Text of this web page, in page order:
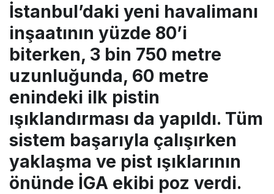
İstanbul’daki yeni havalimanı
inşaatının yüzde 80’i
biterken, 3 bin 750 metre
uzunluğunda, 60 metre
enindeki ilk pistin
ışıklandırması da yapıldı. Tüm
sistem başarıyla çalışırken
yaklaşma ve pist ışıklarının
önünde İGA ekibi poz verdi.